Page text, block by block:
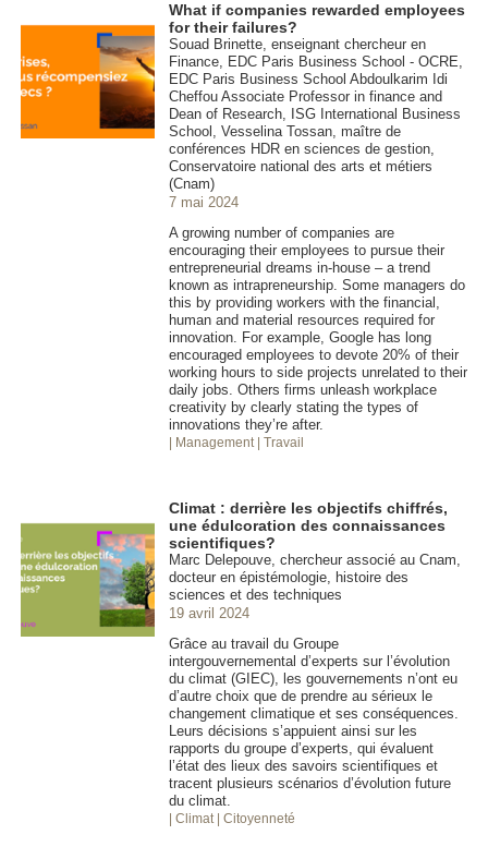
What if companies rewarded employees
for their failures?
Souad Brinette, enseignant chercheur en
Finance, EDC Paris Business School - OCRE,
EDC Paris Business School Abdoulkarim Idi
Cheffou Associate Professor in finance and
Dean of Research, ISG International Business
School, Vesselina Tossan, maître de
conférences HDR en sciences de gestion,
Conservatoire national des arts et métiers
(Cnam)
7 mai 2024
A growing number of companies are
encouraging their employees to pursue their
entrepreneurial dreams in-house – a trend
known as intrapreneurship. Some managers do
this by providing workers with the financial,
human and material resources required for
innovation. For example, Google has long
encouraged employees to devote 20% of their
working hours to side projects unrelated to their
daily jobs. Others firms unleash workplace
creativity by clearly stating the types of
innovations they’re after.
| Management | Travail
Climat : derrière les objectifs chiffrés,
une édulcoration des connaissances
scientifiques?
Marc Delepouve, chercheur associé au Cnam,
docteur en épistémologie, histoire des
sciences et des techniques
19 avril 2024
Grâce au travail du Groupe
intergouvernemental d’experts sur l’évolution
du climat (GIEC), les gouvernements n’ont eu
d’autre choix que de prendre au sérieux le
changement climatique et ses conséquences.
Leurs décisions s’appuient ainsi sur les
rapports du groupe d’experts, qui évaluent
l’état des lieux des savoirs scientifiques et
tracent plusieurs scénarios d’évolution future
du climat.
| Climat | Citoyenneté